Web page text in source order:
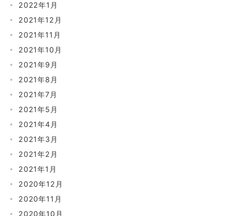
2022年1月
2021年12月
2021年11月
2021年10月
2021年9月
2021年8月
2021年7月
2021年5月
2021年4月
2021年3月
2021年2月
2021年1月
2020年12月
2020年11月
2020年10月